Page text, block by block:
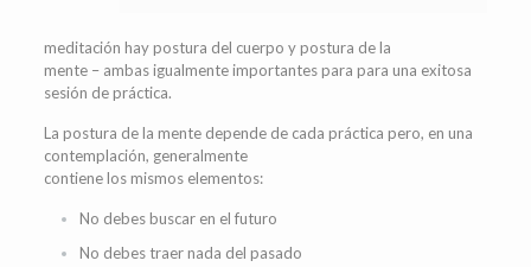
meditación hay postura del cuerpo y postura de la
mente – ambas igualmente importantes para para una exitosa
sesión de práctica.
La postura de la mente depende de cada práctica pero, en una
contemplación, generalmente
contiene los mismos elementos:
No debes buscar en el futuro
No debes traer nada del pasado